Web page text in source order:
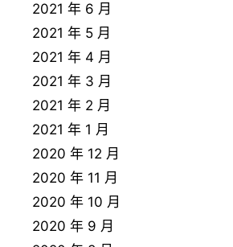
2021 年 6 月
2021 年 5 月
2021 年 4 月
2021 年 3 月
2021 年 2 月
2021 年 1 月
2020 年 12 月
2020 年 11 月
2020 年 10 月
2020 年 9 月